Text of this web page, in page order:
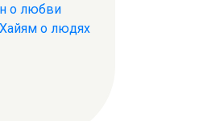
о любви
о людях